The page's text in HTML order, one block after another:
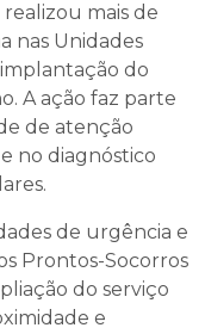
mais de
nas Unidades
implantação do
A ação faz parte
de atenção
no diagnóstico
de urgência e
Prontos-Socorros
do serviço
e